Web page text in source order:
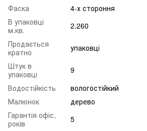
Фаска
4-х стороння
В упаковці
м.кв.
2.260
Продається
кратно
упаковці
Штук в
упаковці
9
Водостійкість
вологостійкий
Малюнок
дерево
Гарантія офіс,
років
5